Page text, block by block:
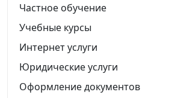
Частное обучение
Учебные курсы
Интернет услуги
Юридические услуги
Оформление документов